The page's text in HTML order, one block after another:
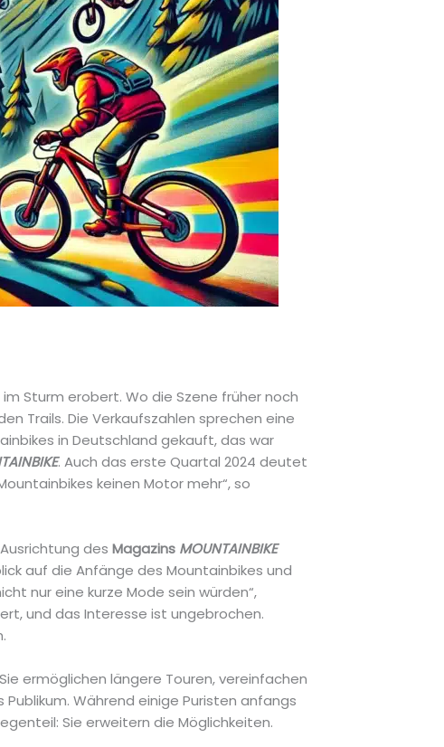
Sturm erobert. Wo die Szene früher noch
Trails. Die Verkaufszahlen sprechen eine
in Deutschland gekauft, das war
. Auch das erste Quartal 2024 deutet
keinen Motor mehr“, so
desMagazins MOUNTAINBIKE
auf die Anfänge des Mountainbikes und
nur eine kurze Mode sein würden“,
und das Interesse ist ungebrochen.
ermöglichen längere Touren, vereinfachen
Während einige Puristen anfangs
Sie erweitern die Möglichkeiten.